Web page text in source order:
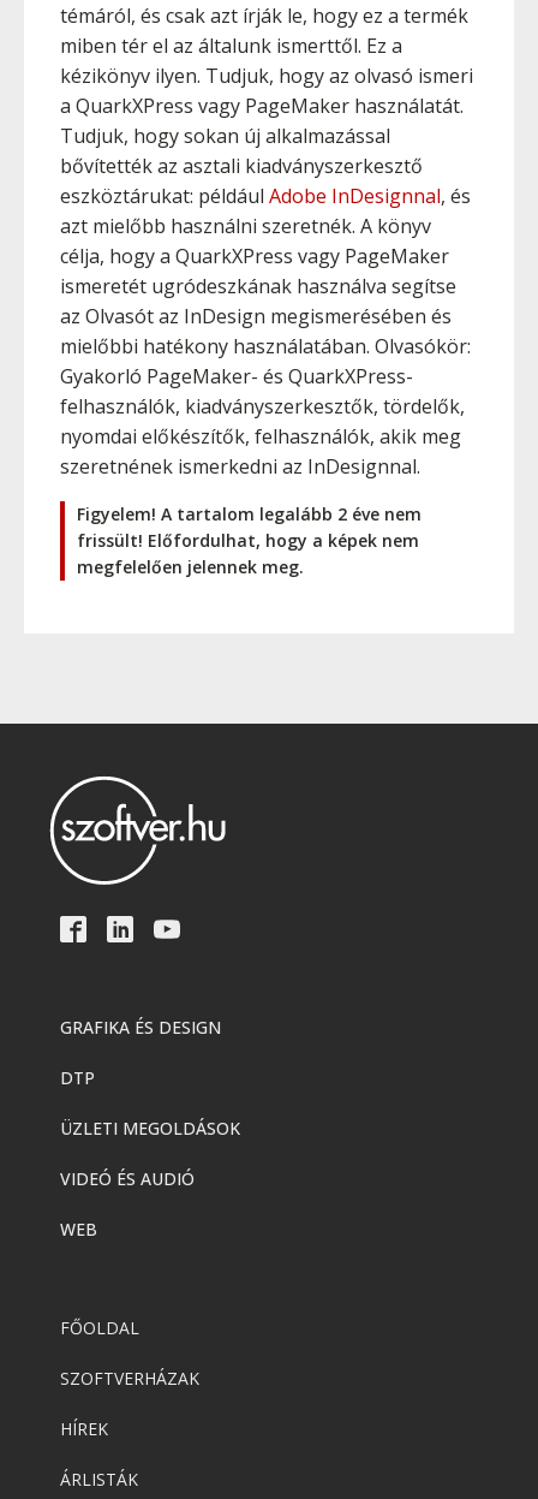
témáról, és csak azt írják le, hogy ez a termék
miben tér el az általunk ismerttől. Ez a
kézikönyv ilyen. Tudjuk, hogy az olvasó ismeri
a QuarkXPress vagy PageMaker használatát.
Tudjuk, hogy sokan új alkalmazással
bővítették az asztali kiadványszerkesztő
eszköztárukat: például Adobe InDesignnal, és
azt mielőbb használni szeretnék. A könyv
célja, hogy a QuarkXPress vagy PageMaker
ismeretét ugródeszkának használva segítse
az Olvasót az InDesign megismerésében és
mielőbbi hatékony használatában. Olvasókör:
Gyakorló PageMaker- és QuarkXPress-
felhasználók, kiadványszerkesztők, tördelők,
nyomdai előkészítők, felhasználók, akik meg
szeretnének ismerkedni az InDesignnal.
Figyelem! A tartalom legalább 2 éve nem
frissült! Előfordulhat, hogy a képek nem
megfelelően jelennek meg.
GRAFIKA ÉS DESIGN
DTP
ÜZLETI MEGOLDÁSOK
VIDEÓ ÉS AUDIÓ
WEB
FŐOLDAL
SZOFTVERHÁZAK
HÍREK
ÁRLISTÁK